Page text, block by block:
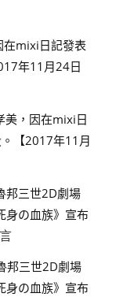
mixi日記發表
年11月24日
美，因在mixi日
【2017年11月
邦三世2D劇場
身の血族》宣布
邦三世2D劇場
身の血族》宣布